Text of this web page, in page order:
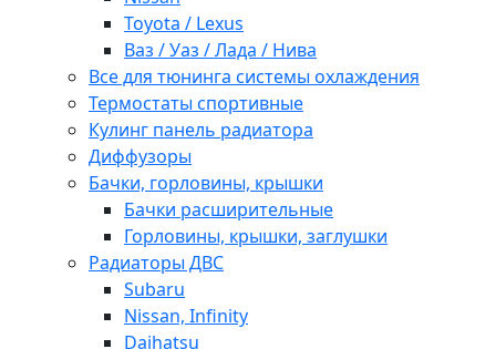
Toyota / Lexus
Ваз / Уаз / Лада / Нива
Все для тюнинга системы охлаждения
Термостаты спортивные
Кулинг панель радиатора
Диффузоры
Бачки, горловины, крышки
Бачки расширительные
Горловины, крышки, заглушки
Радиаторы ДВС
Subaru
Nissan, Infinity
Daihatsu